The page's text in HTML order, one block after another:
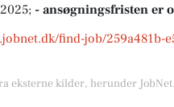
- ansøgningsfristen er
find-job/259a481b-
eksterne kilder, herunder JobNet.